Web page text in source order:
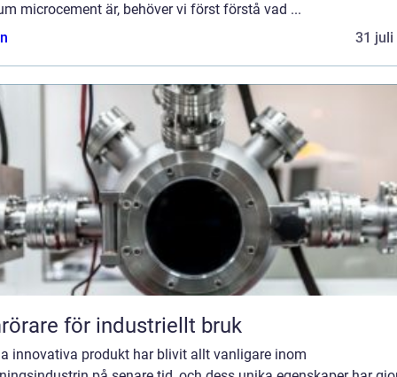
microcement är, behöver vi först förstå vad ...
31 juli
för industriellt bruk
innovativa produkt har blivit allt vanligare inom